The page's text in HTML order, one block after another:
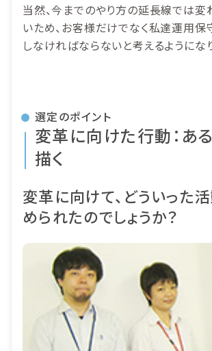
当然、今までのやり方の延長線では変
いため、お客様だけでなく私達運用
しなければならないと考えるようにな
選定のポイント
変革に向けた行動：あ
描く
変革に向けて、どういった
められたのでしょうか？